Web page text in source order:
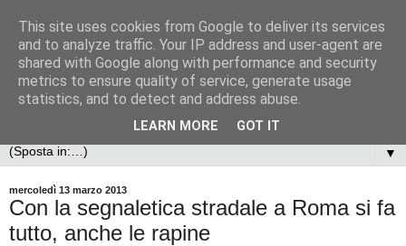
▼
mercoledì 13 marzo 2013
Con la segnaletica stradale a Roma si fa
tutto, anche le rapine
This site uses cookies from Google to deliver its services
and to analyze traffic. Your IP address and user-agent are
shared with Google along with performance and security
metrics to ensure quality of service, generate usage
statistics, and to detect and address abuse.
LEARN MORE GOT IT